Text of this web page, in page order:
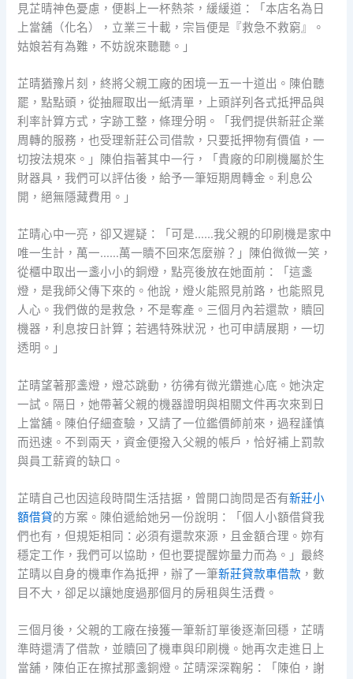
見芷晴神色憂慮，便斟上一杯熱茶，緩緩道：「本店名為日
上當舖（化名），立業三十載，宗旨便是『救急不救窮』。
姑娘若有為難，不妨說來聽聽。」
芷晴猶豫片刻，終將父親工廠的困境一五一十道出。陳伯聽
罷，點點頭，從抽屜取出一紙清單，上頭詳列各式抵押品與
利率計算方式，字跡工整，條理分明。「我們提供新莊企業
周轉的服務，也受理新莊公司借款，只要抵押物有價值，一
切按法規來。」陳伯指著其中一行，「貴廠的印刷機屬於生
財器具，我們可以評估後，給予一筆短期周轉金。利息公
開，絕無隱藏費用。」
芷晴心中一亮，卻又遲疑：「可是……我父親的印刷機是家中
唯一生計，萬一……萬一贖不回來怎麼辦？」陳伯微微一笑，
從櫃中取出一盞小小的銅燈，點亮後放在她面前：「這盞
燈，是我師父傳下來的。他說，燈火能照見前路，也能照見
人心。我們做的是救急，不是奪產。三個月內若還款，贖回
機器，利息按日計算；若遇特殊狀況，也可申請展期，一切
透明。」
芷晴望著那盞燈，燈芯跳動，彷彿有微光鑽進心底。她決定
一試。隔日，她帶著父親的機器證明與相關文件再次來到日
上當舖。陳伯仔細查驗，又請了一位鑑價師前來，過程謹慎
而迅速。不到兩天，資金便撥入父親的帳戶，恰好補上罰款
與員工薪資的缺口。
芷晴自己也因這段時間生活拮据，曾開口詢問是否有新莊小
額借貸的方案。陳伯遞給她另一份說明：「個人小額借貸我
們也有，但規矩相同：必須有還款來源，且金額合理。妳有
穩定工作，我們可以協助，但也要提醒妳量力而為。」最終
芷晴以自身的機車作為抵押，辦了一筆新莊貸款車借款 ，數
目不大，卻足以讓她度過那個月的房租與生活費。
三個月後，父親的工廠在接獲一筆新訂單後逐漸回穩，芷晴
準時還清了借款，並贖回了機車與印刷機。她再次走進日上
當舖，陳伯正在擦拭那盞銅燈。芷晴深深鞠躬：「陳伯，謝